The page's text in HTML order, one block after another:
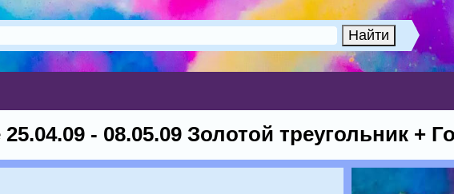
- 08.05.09 Золотой треугольник +